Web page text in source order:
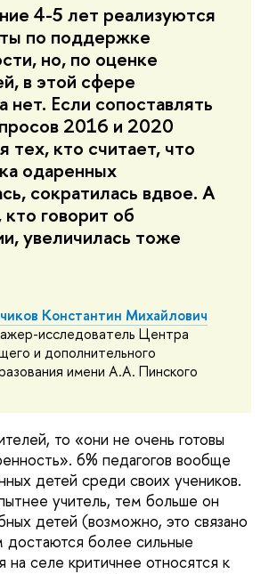
4-5 лет реализуются
по поддержке
но, по оценке
в этой сфере
нет. Если сопоставлять
2016 и 2020
тех, кто считает, что
одаренных
сократилась вдвое. А
говорит об
увеличилась тоже
Константин Михайлович
исследователь Центра
и дополнительного
имени А.А. Пинского
то «они не очень готовы
6% педагогов вообще
детей среди своих учеников.
учитель, тем больше он
детей (возможно, это связано
достаются более сильные
на селе критичнее относятся к